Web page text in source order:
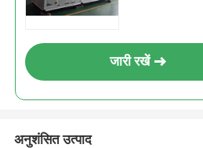
जारी रखें
अनुशंसित उत्पाद